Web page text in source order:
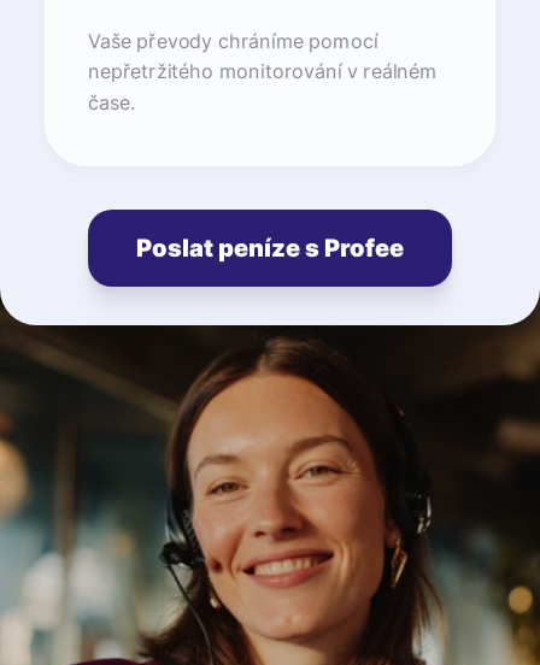
Vaše převody chráníme pomocí
nepřetržitého monitorování v reálném
čase.
Poslat peníze s Profee